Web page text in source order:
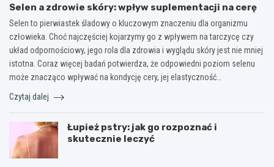
Selen a zdrowie skóry: wpływ suplementacji na cerę
Selen to pierwiastek śladowy o kluczowym znaczeniu dla organizmu
człowieka. Choć najczęściej kojarzymy go z wpływem na tarczycę czy
układ odpornościowy, jego rola dla zdrowia i wyglądu skóry jest nie mniej
istotna. Coraz więcej badań potwierdza, że odpowiedni poziom selenu
może znacząco wpływać na kondycję cery, jej elastyczność…
Czytaj dalej
Łupież pstry: jak go rozpoznać i
skutecznie leczyć